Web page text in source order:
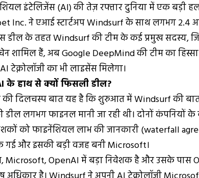
इंटेलिजेंस (AI) की तेज़ रफ्तार दुनिया में एक बड़ी
Inc. ने एआई स्टार्टअप Windsurf के साथ लगभग 2.4
डील के तहत Windsurf की टीम के कई प्रमुख सदस्य,
शामिल हैं, अब Google DeepMind की टीम का
टेक्नोलॉजी का भी लाइसेंस मिलेगा।
के हाथ से क्यों फिसली डील?
दिलचस्प बात यह है कि शुरुआत में Windsurf की
डील लगभग फाइनल मानी जा रही थी। दोनों कंपनियों
को फाइनेंशियल लाभ की जानकारी (waterfall
गई और इसकी बड़ी वजह बनी Microsoft।
OpenAI में बड़ा निवेशक है और उसके पास